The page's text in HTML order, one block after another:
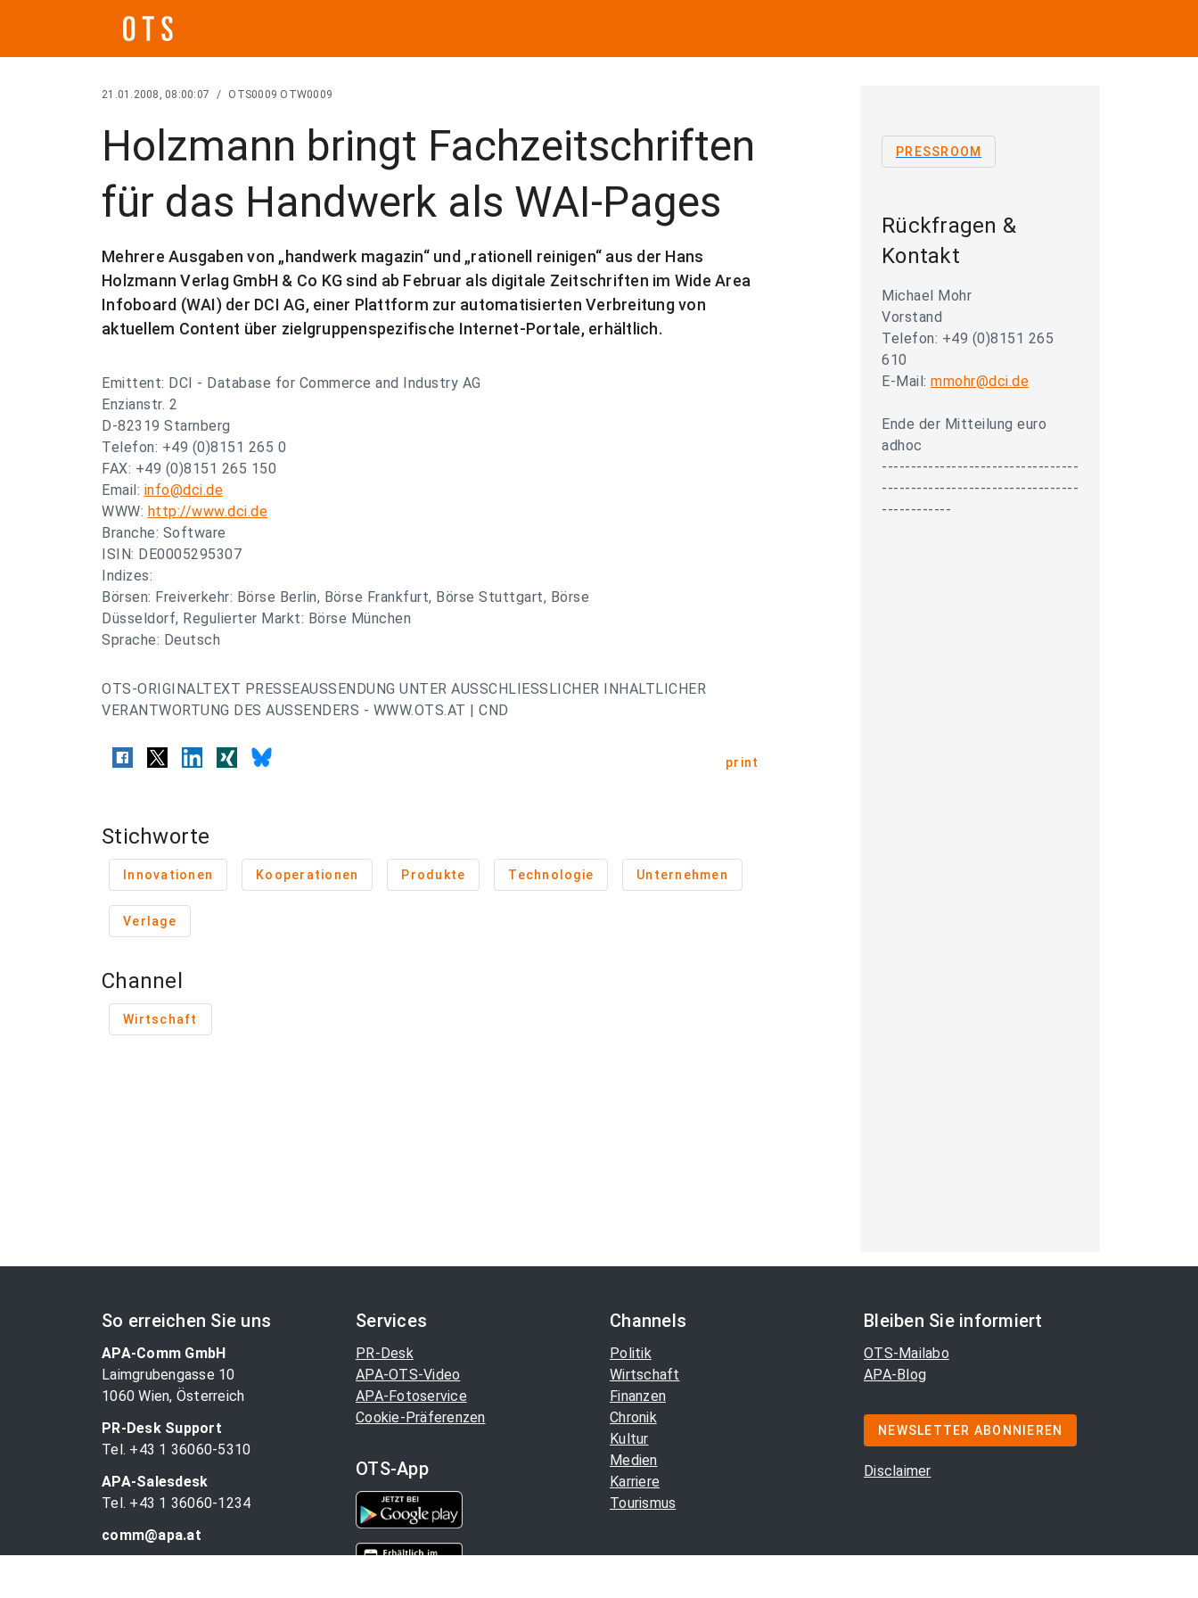
21.01.2008, 08:00:07 / OTS0009 OTW0009
Holzmann bringt Fachzeitschriften
für das Handwerk als WAI-Pages
Mehrere Ausgaben von „handwerk magazin“ und „rationell reinigen“ aus der Hans
Holzmann Verlag GmbH & Co KG sind ab Februar als digitale Zeitschriften im Wide Area
Infoboard (WAI) der DCI AG, einer Plattform zur automatisierten Verbreitung von
aktuellem Content über zielgruppenspezifische Internet-Portale, erhältlich.
Emittent: DCI - Database for Commerce and Industry AG
Enzianstr. 2
D-82319 Starnberg
Telefon: +49 (0)8151 265 0
FAX: +49 (0)8151 265 150
Email: info@dci.de
WWW: http://www.dci.de
Branche: Software
ISIN: DE0005295307
Indizes:
Börsen: Freiverkehr: Börse Berlin, Börse Frankfurt, Börse Stuttgart, Börse
Düsseldorf, Regulierter Markt: Börse München
Sprache: Deutsch
OTS-ORIGINALTEXT PRESSEAUSSENDUNG UNTER AUSSCHLIESSLICHER INHALTLICHER
VERANTWORTUNG DES AUSSENDERS - WWW.OTS.AT | CND
print
Stichworte
Innovationen Kooperationen Produkte Technologie Unternehmen
Verlage
Channel
Wirtschaft
PRESSROOM
Rückfragen &
Kontakt
Michael Mohr
Vorstand
Telefon: +49 (0)8151 265
610
E-Mail: mmohr@dci.de
Ende der Mitteilung euro
adhoc
----------------------------------
----------------------------------
------------
So erreichen Sie uns
APA-Comm GmbH
Laimgrubengasse 10
1060 Wien, Österreich
PR-Desk Support
Tel. +43 1 36060-5310
APA-Salesdesk
Tel. +43 1 36060-1234
comm@apa.at
Services
PR-Desk
APA-OTS-Video
APA-Fotoservice
Cookie-Präferenzen
OTS-App
Channels
Politik
Wirtschaft
Finanzen
Chronik
Kultur
Medien
Karriere
Tourismus
Bleiben Sie informiert
OTS-Mailabo
APA-Blog
NEWSLETTER ABONNIEREN
Disclaimer